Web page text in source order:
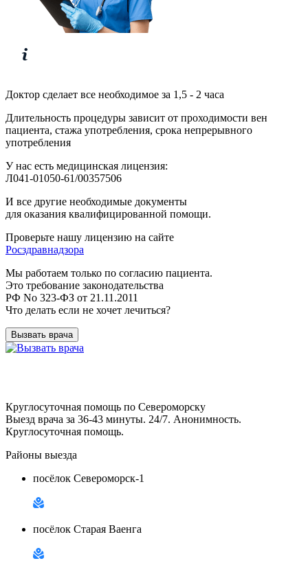
Доктор сделает все необходимое за 1,5 - 2 часа
Длительность процедуры зависит от проходимости вен
пациента, стажа употребления, срока непрерывного
употребления
У нас есть медицинская лицензия:
Л041-01050-61/00357506
И все другие необходимые документы
для оказания квалифицированной помощи.
Проверьте нашу лицензию на сайте
Росздравнадзора
Мы работаем только по согласию пациента.
Это требование законодательства
РФ No 323-ФЗ от 21.11.2011
Что делать если не хочет лечиться?
Вызвать врача
Круглосуточная помощь по Североморску
Выезд врача за 36-43 минуты. 24/7. Анонимность.
Круглосуточная помощь.
Районы выезда
посёлок Североморск-1
посёлок Старая Ваенга